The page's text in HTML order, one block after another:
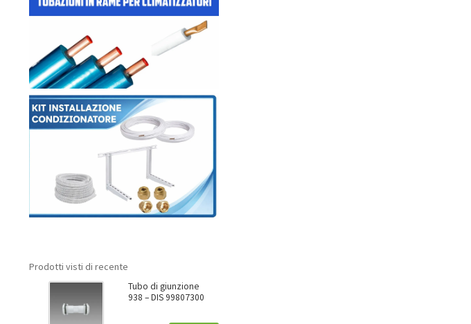
Prodotti visti di recente
Tubo di giunzione
938 – DIS 99807300